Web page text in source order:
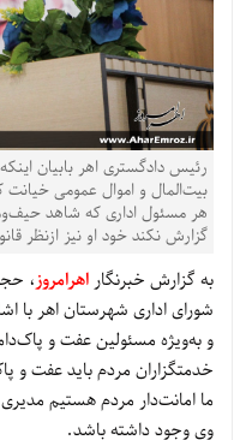
رئیس دادگستری اهر بابیان
بیت‌المال و اموال عمومی
هر مسئول اداری که شاهد
گزارش نکند خود او نیز ازنظر
به گزارش خبرنگاراهرامروز،
شورای اداری شهرستان اهر با
و به‌ویژه مسئولین عفت و
خدمتگزاران مردم باید عفت و
ما امانت‌دار مردم هستیم
وی وجود داشته باشد.